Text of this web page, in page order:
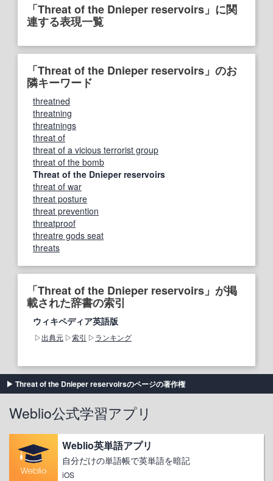
「Threat of the Dnieper reservoirs」に関
連する表現一覧
「Threat of the Dnieper reservoirs」のお
隣キーワード
threatned
threatning
threatnings
threat of
threat of a vicious terrorist group
threat of the bomb
Threat of the Dnieper reservoirs
threat of war
threat posture
threat prevention
threatproof
threatre gods seat
threats
「Threat of the Dnieper reservoirs」が掲
載された辞書の索引
ウィキペディア英語版
出典元 索引 ランキング
Threat of the Dnieper reservoirsのページの著作権
Weblio公式学習アプリ
Weblio英単語アプリ
自分だけの単語帳で英単語を暗記
iOS